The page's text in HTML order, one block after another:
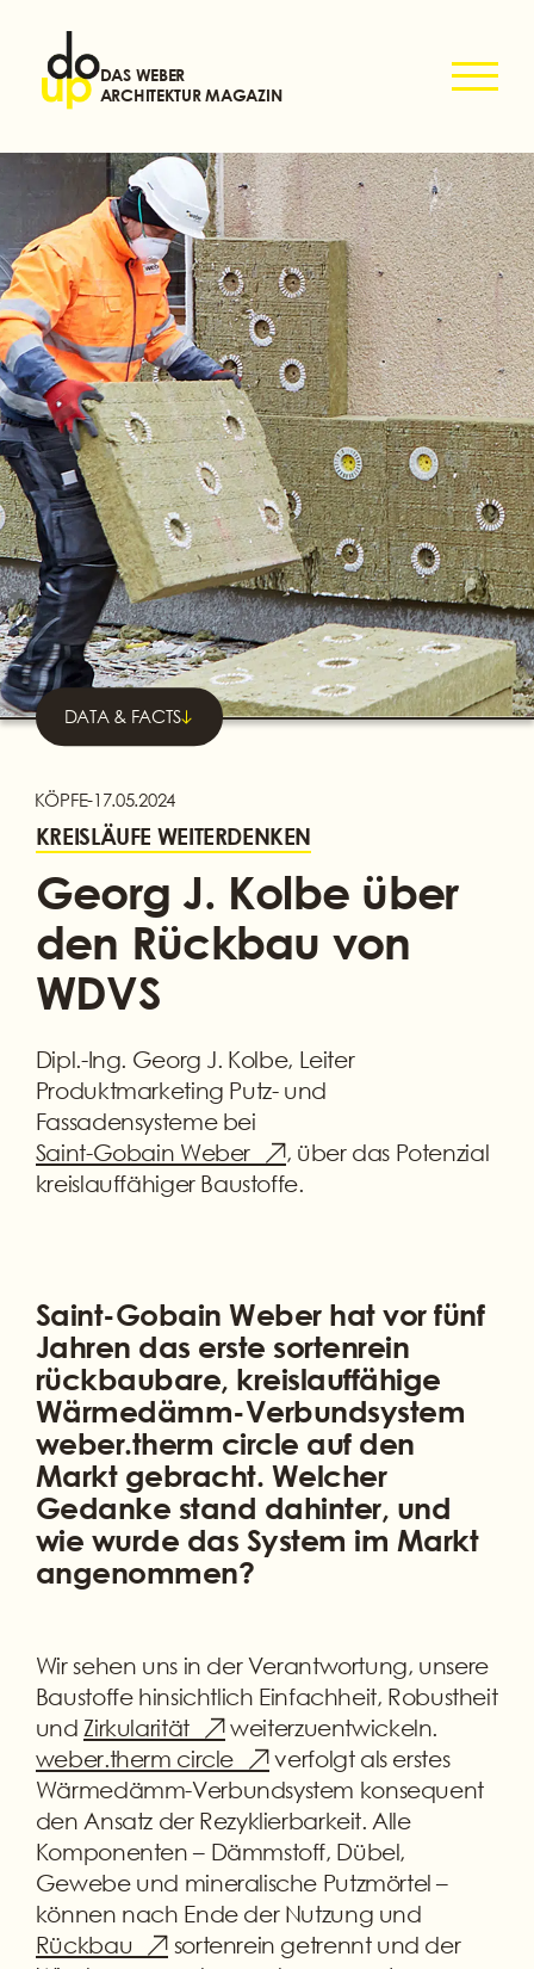
DAS WEBER
ARCHITEKTUR MAGAZIN
DATA & FACTS
KÖPFE-17.05.2024
KREISLÄUFE WEITERDENKEN
Georg J. Kolbe über
den Rückbau von
WDVS
Dipl.-Ing. Georg J. Kolbe, Leiter
Produktmarketing Putz- und
Fassadensysteme bei
Saint-Gobain Weber
, über das Potenzial
kreislauffähiger Baustoffe.
Saint-Gobain Weber hat vor fünf
Jahren das erste sortenrein
rückbaubare, kreislauffähige
Wärmedämm-Verbundsystem
weber.therm circle auf den
Markt gebracht. Welcher
Gedanke stand dahinter, und
wie wurde das System im Markt
angenommen?
Wir sehen uns in der Verantwortung, unsere
Baustoffe hinsichtlich Einfachheit, Robustheit
und Zirkularität
weiterzuentwickeln.
weber.therm circle
verfolgt als erstes
Wärmedämm-Verbundsystem konsequent
den Ansatz der Rezyklierbarkeit. Alle
Komponenten – Dämmstoff, Dübel,
Gewebe und mineralische Putzmörtel –
können nach Ende der Nutzung und
Rückbau
sortenrein getrennt und der